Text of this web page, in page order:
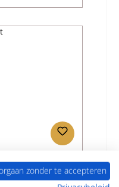
zonder te accepteren